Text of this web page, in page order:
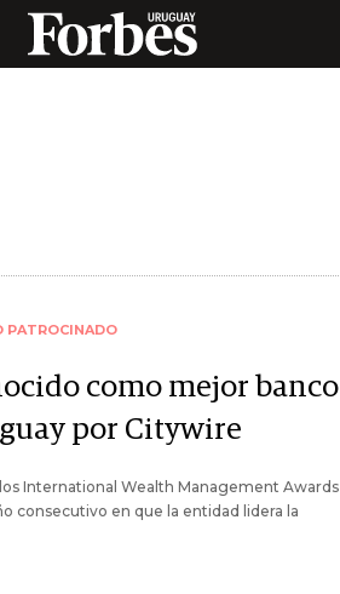
PATROCINADO
como mejor banco
por Citywire
International Wealth Management Awards
consecutivo en que la entidad lidera la